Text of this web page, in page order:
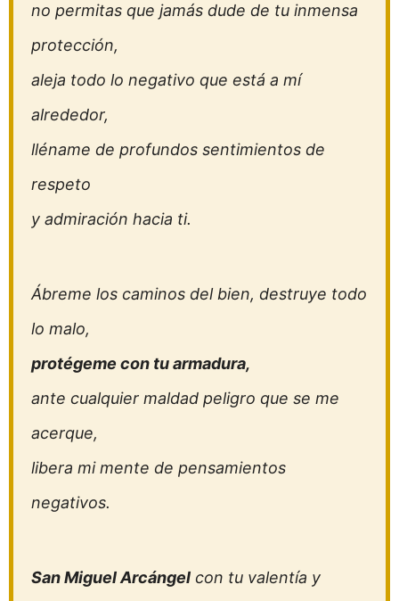
no permitas que jamás dude de tu inmensa
protección,
aleja todo lo negativo que está a mí
alrededor,
lléname de profundos sentimientos de
respeto
y admiración hacia ti.
Ábreme los caminos del bien, destruye todo
lo malo,
protégeme con tu armadura,
ante cualquier maldad peligro que se me
acerque,
libera mi mente de pensamientos
negativos.
San Miguel Arcángel con tu valentía y